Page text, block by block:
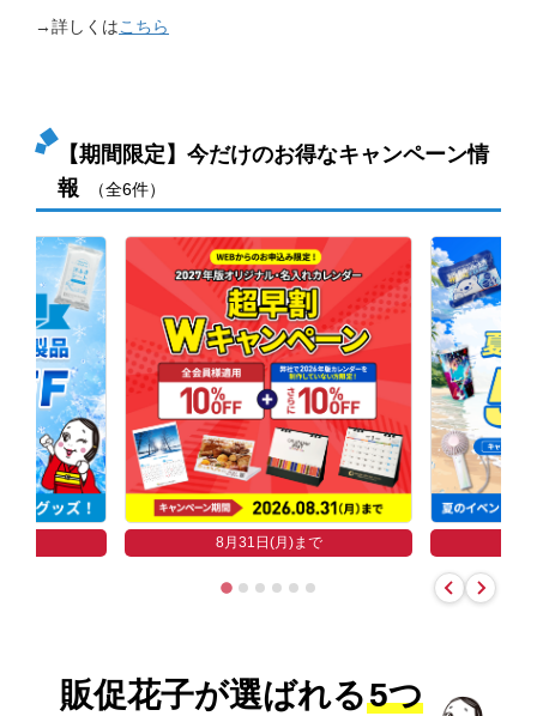
→詳しくはこちら
【期間限定】今だけのお得なキャンペーン情
報
（全6件）
8月31日(月)まで
販促花子が選ばれる5つ